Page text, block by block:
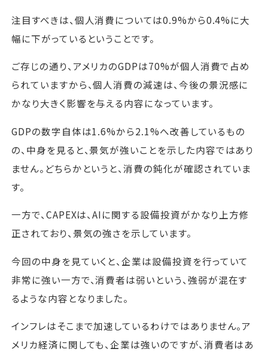
注目すべきは、個人消費については0.9%から0.4%に大
幅に下がっているということです。
ご存じの通り、アメリカのGDPは70%が個人消費で占め
られていますから、個人消費の減速は、今後の景況感に
かなり大きく影響を与える内容になっています。
GDPの数字自体は1.6%から2.1%へ改善しているもの
の、中身を見ると、景気が強いことを示した内容ではあり
ません。どちらかというと、消費の鈍化が確認されていま
す。
一方で、CAPEXは、AIに関する設備投資がかなり上方修
正されており、景気の強さを示しています。
今回の中身を見ていくと、企業は設備投資を行っていて
非常に強い一方で、消費者は弱いという、強弱が混在す
るような内容となりました。
インフレはそこまで加速しているわけではありません。ア
メリカ経済に関しても、企業は強いのですが、消費者はあ